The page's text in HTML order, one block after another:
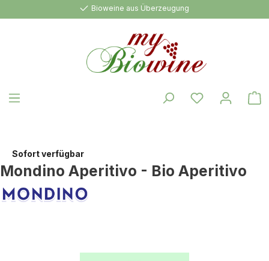
Bioweine aus Überzeugung
Sofort verfügbar
Mondino Aperitivo - Bio Aperitivo